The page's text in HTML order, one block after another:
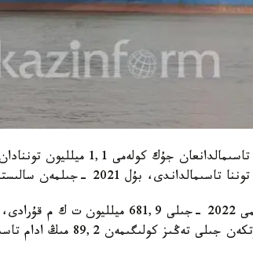
2022 -جىلى تەڭىز كولىگىمەن
«تەڭىز تاسىمالىنىڭ جۇك اينالىمى 2022 -جىلى
سالىستىرعاندا % 23,3 ارتىق.